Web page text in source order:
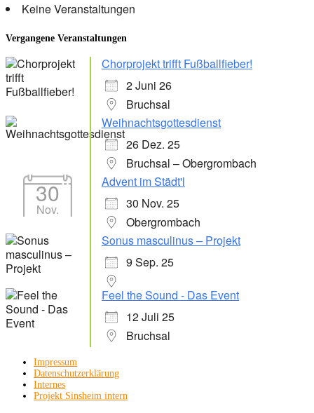
Keine Veranstaltungen
Vergangene Veranstaltungen
Chorprojekt trifft Fußballfieber!
2 Juni 26
Bruchsal
Weihnachtsgottesdienst
26 Dez. 25
Bruchsal – Obergrombach
30
Nov.
Advent im Städt'l
30 Nov. 25
Obergrombach
Sonus masculinus – Projekt
9 Sep. 25
Feel the Sound - Das Event
12 Juli 25
Bruchsal
Impressum
Datenschutzerklärung
Internes
Projekt Sinsheim intern